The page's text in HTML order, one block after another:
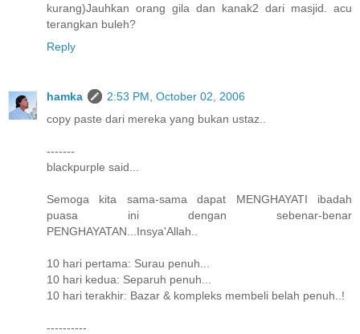
kurang)Jauhkan orang gila dan kanak2 dari masjid. acu
terangkan buleh?
Reply
hamka
2:53 PM, October 02, 2006
copy paste dari mereka yang bukan ustaz..
-------
blackpurple said...
Semoga kita sama-sama dapat MENGHAYATI ibadah
puasa ini dengan sebenar-benar
PENGHAYATAN...Insya'Allah..
10 hari pertama: Surau penuh...
10 hari kedua: Separuh penuh...
10 hari terakhir: Bazar & kompleks membeli belah penuh..!
----------